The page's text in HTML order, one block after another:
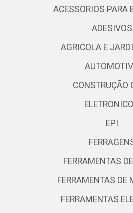
ACESSORIOS PARA
ADESIVOS
AGRICOLA E
CONSTRUÇÃO
EPI
FERRAMENTAS
FERRAMENTAS DE
FERRAMENTAS